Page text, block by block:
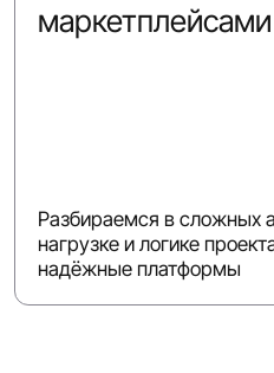
маркетплейсами
Разбираемся в сложных
нагрузке и логике
надёжные платформы